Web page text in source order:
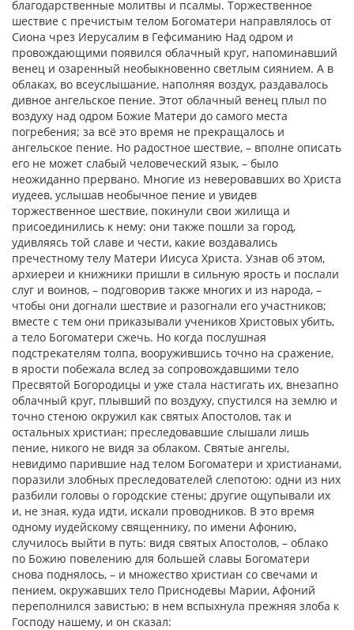
благодарственные молитвы и псалмы. Торжественное
шествие с пречистым телом Богоматери направлялось от
Сиона чрез Иерусалим в Гефсиманию Над одром и
провождающими появился облачный круг, напоминавший
венец и озаренный необыкновенно светлым сиянием. А в
облаках, во всеуслышание, наполняя воздух, раздавалось
дивное ангельское пение. Этот облачный венец плыл по
воздуху над одром Божие Матери до самого места
погребения; за всё это время не прекращалось и
ангельское пение. Но радостное шествие, – вполне описать
его не может слабый человеческий язык, – было
неожиданно прервано. Многие из неверовавших во Христа
иудеев, услышав необычное пение и увидев
торжественное шествие, покинули свои жилища и
присоединились к нему: они также пошли за город,
удивляясь той славе и чести, какие воздавались
пречестному телу Матери Иисуса Христа. Узнав об этом,
архиереи и книжники пришли в сильную ярость и послали
слуг и воинов, – подговорив также многих и из народа, –
чтобы они догнали шествие и разогнали его участников;
вместе с тем они приказывали учеников Христовых убить,
а тело Богоматери сжечь. Но когда послушная
подстрекателям толпа, вооружившись точно на сражение,
в ярости побежала вслед за сопровождавшими тело
Пресвятой Богородицы и уже стала настигать их, внезапно
облачный круг, плывший по воздуху, спустился на землю и
точно стеною окружил как святых Апостолов, так и
остальных христиан; преследовавшие слышали лишь
пение, никого не видя за облаком. Святые ангелы,
невидимо парившие над телом Богоматери и христианами,
поразили злобных преследователей слепотою: одни из них
разбили головы о городские стены; другие ощупывали их
и, не зная, куда идти, искали проводников. В это время
одному иудейскому священнику, по имени Афонию,
случилось выйти в путь: видя святых Апостолов, – облако
по Божию повелению для большей славы Богоматери
снова поднялось, – и множество христиан со свечами и
пением, окружавших тело Приснодевы Марии, Афоний
переполнился завистью; в нем вспыхнула прежняя злоба к
Господу нашему, и он сказал: